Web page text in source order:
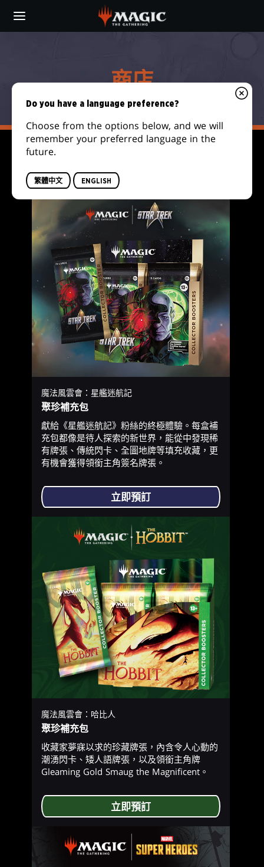
main
商店
魔法風雲會：星艦迷航記
聚珍補充包
獻給《星艦迷航記》粉絲的終極體驗。每盒補
充包都像是待人探索的新世界，能從中發現稀
有牌張、傳統閃卡、全圖地牌等填充收藏，更
有機會獲得領銜主角簽名牌張。
立即預訂
魔法風雲會：哈比人
聚珍補充包
收藏家夢寐以求的珍藏牌張，內含令人心動的
潮湧閃卡、矮人語牌張，以及領銜主角牌
Gleaming Gold Smaug the Magnificent。
立即預訂
Do you have a language preference?
Choose from the options below, and we will
remember your preferred language in the
future.
繁體中文 ENGLISH